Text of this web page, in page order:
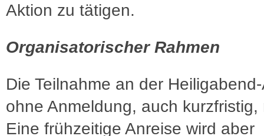
Aktion zu tätigen.
Organisatorischer Rahmen
Die Teilnahme an der
ohne Anmeldung, auch kurzfristig,
Eine frühzeitige Anreise wird aber